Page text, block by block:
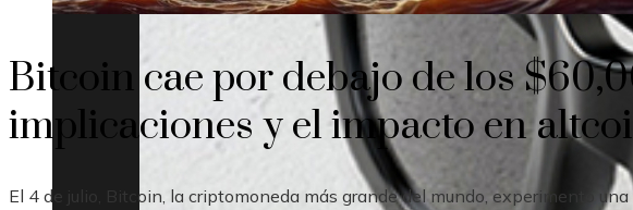
Bitcoin cae por debajo de los
implicaciones y el impacto en
El 4 de julio, Bitcoin, la criptomoneda más grande del mundo, experimentó